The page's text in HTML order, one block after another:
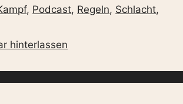
, Podcast, Regeln, Schlacht,
hinterlassen